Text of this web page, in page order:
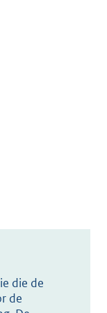
die de
de